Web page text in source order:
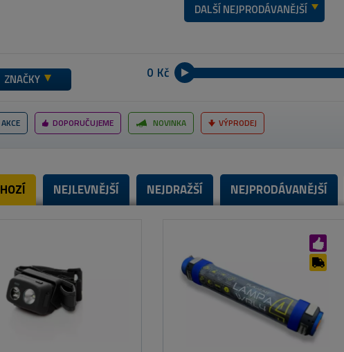
DALŠÍ NEJPRODÁVANĚJŠÍ
ZNAČKY Kč
AKCE DOPORUČUJEME NOVINKA VÝPRODEJ
NEJLEVNĚJŠÍ NEJDRAŽŠÍ NEJPRODÁVANĚJŠÍ